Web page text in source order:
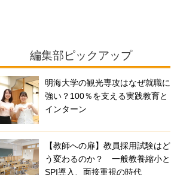
編集部ピックアップ
明海大学の観光専攻はなぜ就職に
強い？100％を支える実践教育と
インターン
【教師への扉】教員採用試験はど
う変わるのか？ 一般教養縮小と
SPI導入、面接重視の時代